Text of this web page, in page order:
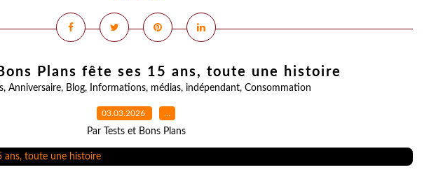
Plans fête ses 15 ans, toute une histoire
, Anniversaire, Blog, Informations, médias, indépendant, Consommation
03.03.2026 …
Par Tests et Bons Plans